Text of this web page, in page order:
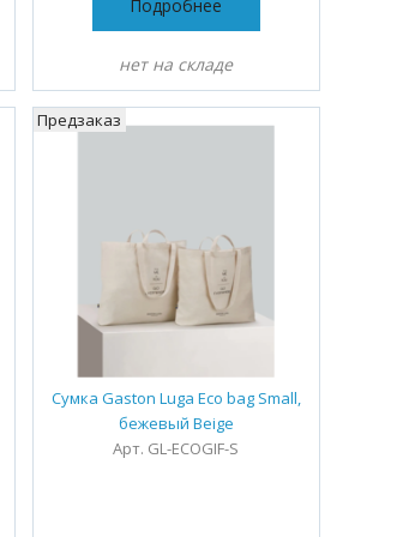
Подробнее
нет на складе
Сумка Gaston Luga Eco bag Small,
бежевый Beige
Арт. GL-ECOGIF-S
Предзаказ